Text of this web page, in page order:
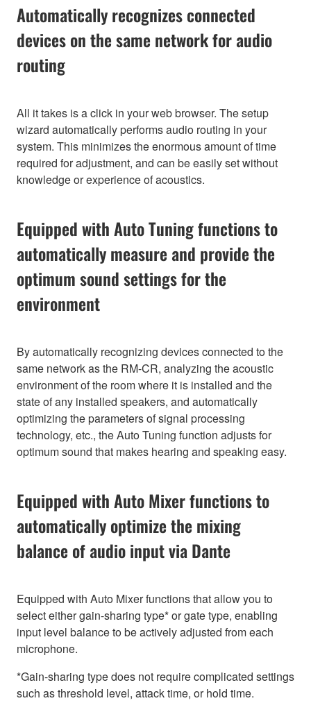
Automatically recognizes connected
devices on the same network for audio
routing
All it takes is a click in your web browser. The setup
wizard automatically performs audio routing in your
system. This minimizes the enormous amount of time
required for adjustment, and can be easily set without
knowledge or experience of acoustics.
Equipped with Auto Tuning functions to
automatically measure and provide the
optimum sound settings for the
environment
By automatically recognizing devices connected to the
same network as the RM-CR, analyzing the acoustic
environment of the room where it is installed and the
state of any installed speakers, and automatically
optimizing the parameters of signal processing
technology, etc., the Auto Tuning function adjusts for
optimum sound that makes hearing and speaking easy.
Equipped with Auto Mixer functions to
automatically optimize the mixing
balance of audio input via Dante
Equipped with Auto Mixer functions that allow you to
select either gain-sharing type* or gate type, enabling
input level balance to be actively adjusted from each
microphone.
*Gain-sharing type does not require complicated settings
such as threshold level, attack time, or hold time.